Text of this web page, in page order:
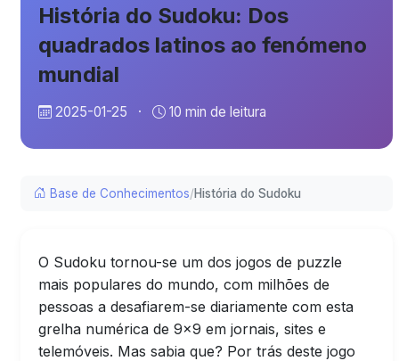
História do Sudoku: Dos
quadrados latinos ao fenómeno
mundial
2025-01-25 · 10 min de leitura
Base de Conhecimentos/História do Sudoku
O Sudoku tornou-se um dos jogos de puzzle
mais populares do mundo, com milhões de
pessoas a desafiarem-se diariamente com esta
grelha numérica de 9×9 em jornais, sites e
telemóveis. Mas sabia que? Por trás deste jogo